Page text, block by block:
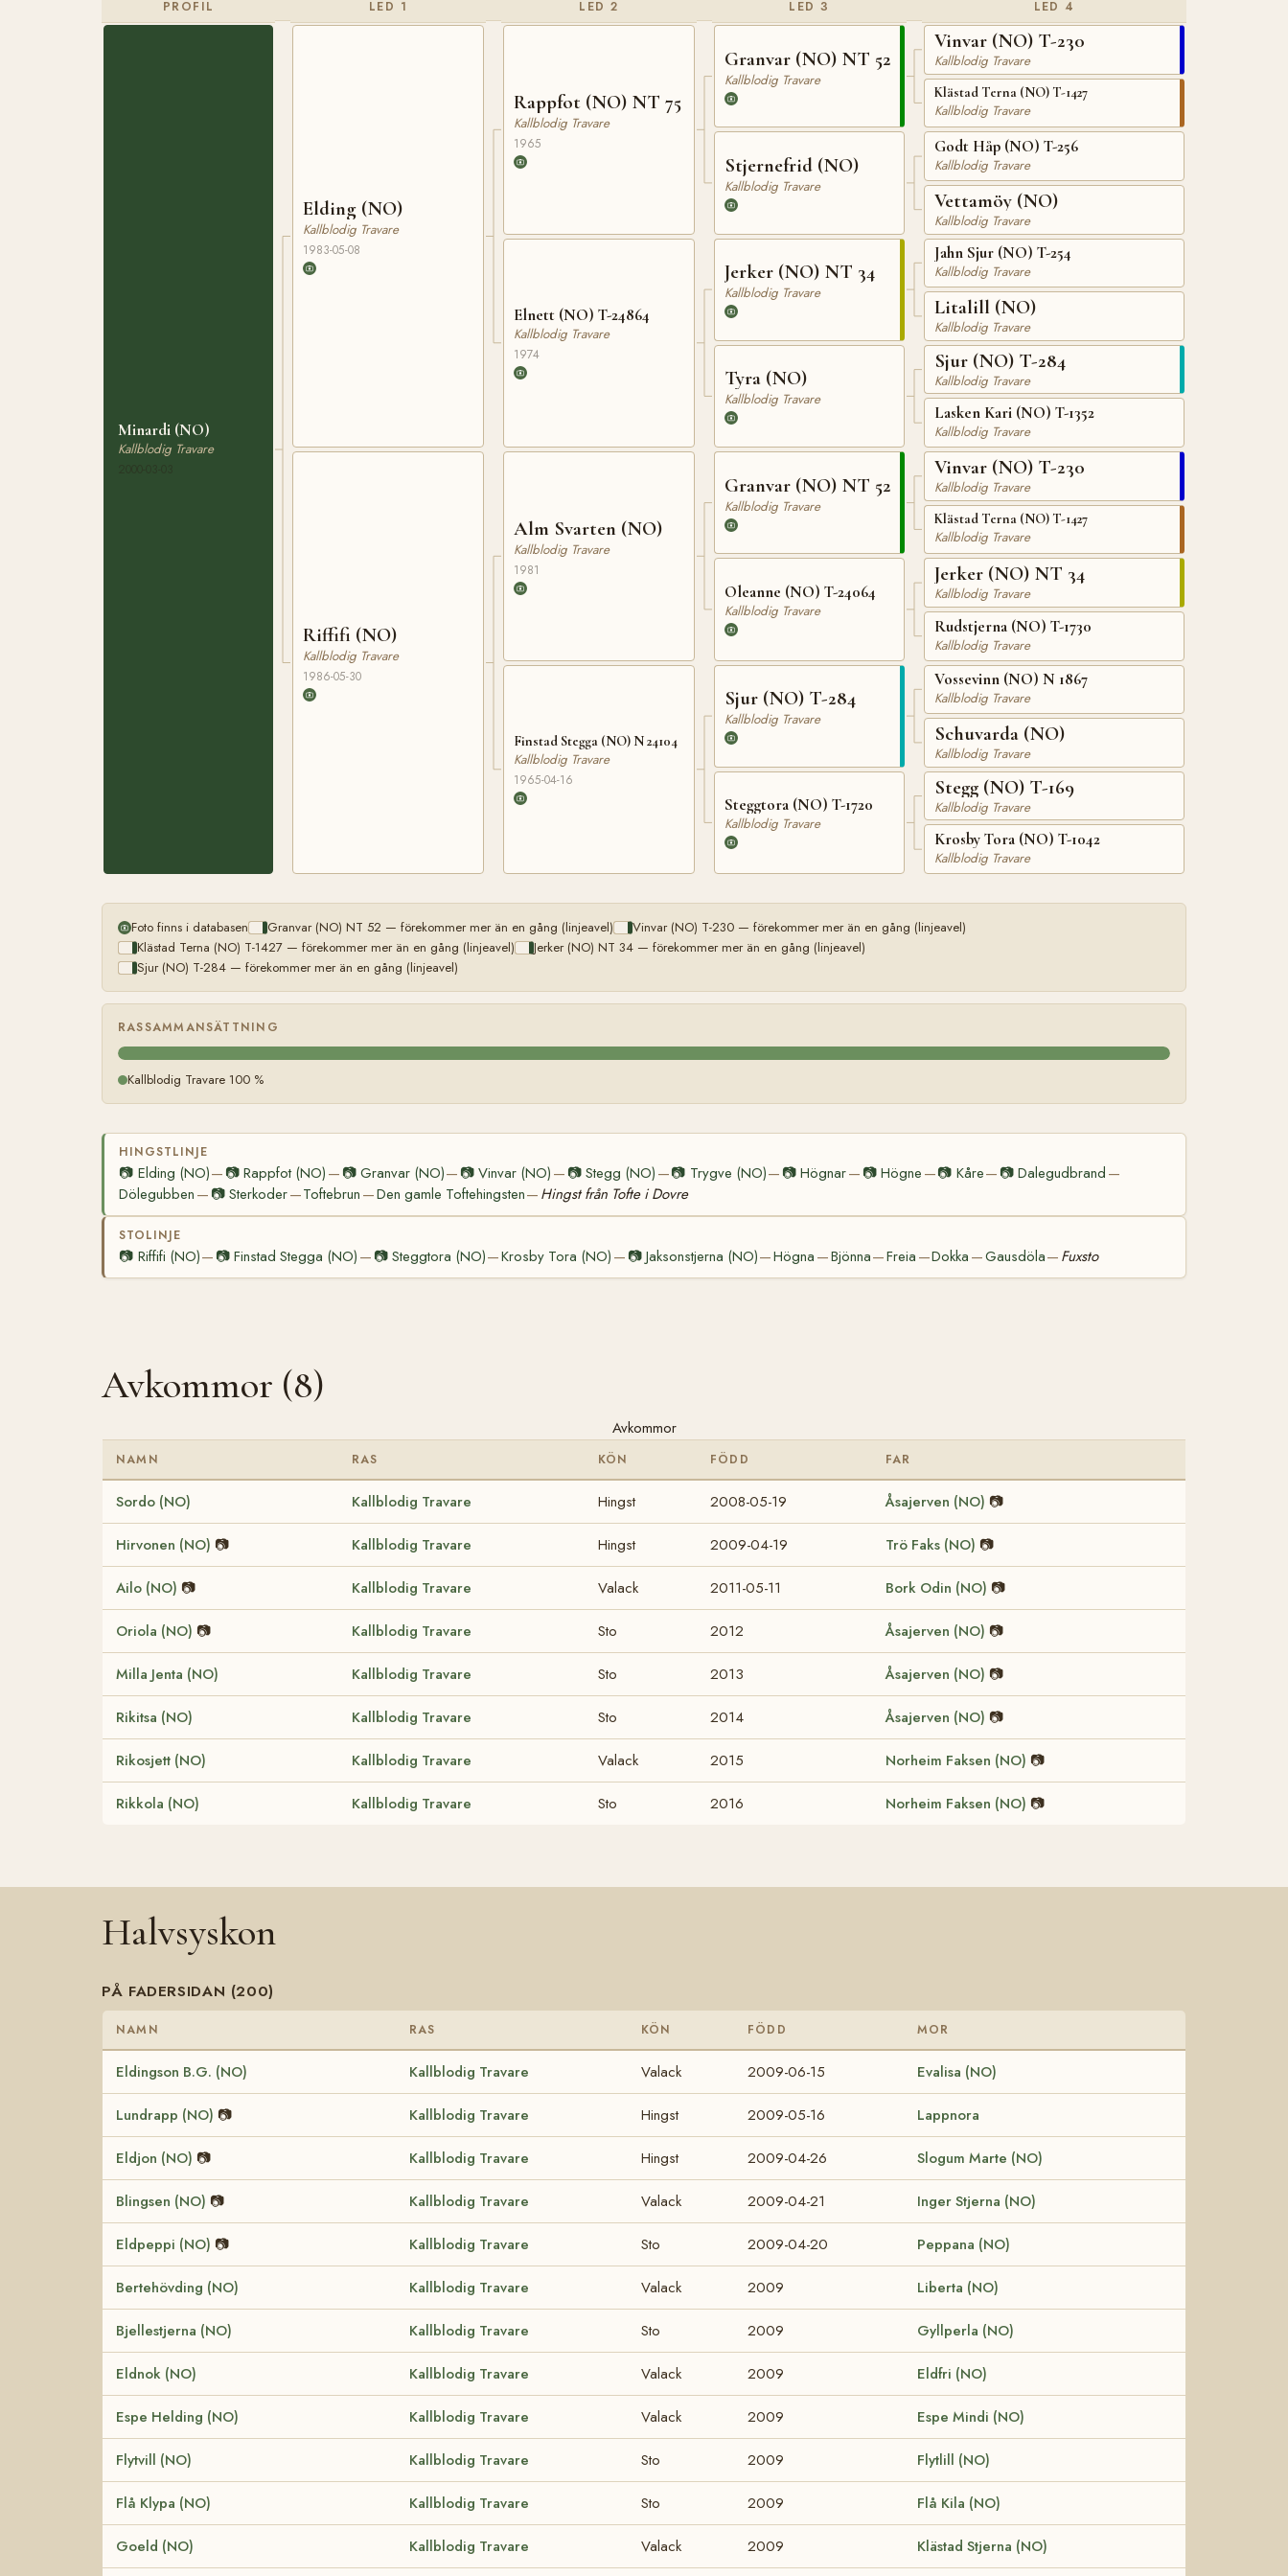
PROFIL
Minardi (NO)
Kallblodig Travare
LED 1
Elding (NO)
Kallblodig Travare
1983-05-08
Riffifi (NO)
Kallblodig Travare
1986-05-30
LED 2
Rappfot (NO) NT 75
Kallblodig Travare
1965
Elnett (NO) T-24864
Kallblodig Travare
1974
Alm Svarten (NO)
Kallblodig Travare
1981
Finstad Stegga (NO) N 24104
Kallblodig Travare
1965-04-16
LED 3
Granvar (NO) NT 52
Kallblodig Travare
Stjernefrid (NO)
Kallblodig Travare
Jerker (NO) NT 34
Kallblodig Travare
Tyra (NO)
Kallblodig Travare
Granvar (NO) NT 52
Kallblodig Travare
Oleanne (NO) T-24064
Kallblodig Travare
Sjur (NO) T-284
Kallblodig Travare
Steggtora (NO) T-1720
Kallblodig Travare
LED 4
Vinvar (NO) T-230
Kallblodig Travare
Klästad Terna (NO) T-1427
Kallblodig Travare
Godt Håp (NO) T-256
Kallblodig Travare
Vettamöy (NO)
Kallblodig Travare
Jahn Sjur (NO) T-254
Kallblodig Travare
Litalill (NO)
Kallblodig Travare
Sjur (NO) T-284
Kallblodig Travare
Lasken Kari (NO) T-1352
Kallblodig Travare
Vinvar (NO) T-230
Kallblodig Travare
Klästad Terna (NO) T-1427
Kallblodig Travare
Jerker (NO) NT 34
Kallblodig Travare
Rudstjerna (NO) T-1730
Kallblodig Travare
Vossevinn (NO) N 1867
Kallblodig Travare
Schuvarda (NO)
Kallblodig Travare
Stegg (NO) T-169
Kallblodig Travare
Krosby Tora (NO) T-1042
Kallblodig Travare
Foto finns i databasen Granvar (NO) NT 52 — förekommer mer än en gång (linjeavel)
Vinvar (NO) T-230 — förekommer mer än en gång (linjeavel)
Klästad Terna (NO) T-1427 — förekommer mer än en gång (linjeavel)
Jerker (NO) NT 34 — förekommer mer än en gång (linjeavel)
Sjur (NO) T-284 — förekommer mer än en gång (linjeavel)
RASSAMMANSÄTTNING
Kallblodig Travare 100 %
HINGSTLINJE
📷 Elding (NO)— 📷Rappfot (NO) — 📷 Granvar (NO)— 📷 Vinvar (NO) — 📷Stegg (NO) —📷 Trygve (NO)— 📷Högnar— 📷Högne —📷 Kåre— 📷Dalegudbrand —
Dölegubben — 📷Sterkoder—Toftebrun —Den gamle Toftehingsten— Hingst från Tofte i Dovre
STOLINJE
📷 Riffifi (NO)— 📷Finstad Stegga (NO) — 📷 Steggtora (NO)—Krosby Tora (NO) — 📷Jaksonstjerna (NO)—Högna —Bjönna—Freia —Dokka —Gausdöla— Fuxsto
Avkommor (8)
Avkommor
NAMN RAS KÖN FÖDD FAR
Sordo (NO) Kallblodig Travare Hingst 2008-05-19 Åsajerven (NO) 📷
Hirvonen (NO) 📷 Kallblodig Travare Hingst 2009-04-19 Trö Faks (NO) 📷
Ailo (NO) 📷 Kallblodig Travare Valack 2011-05-11 Bork Odin (NO) 📷
Oriola (NO) 📷 Kallblodig Travare Sto 2012 Åsajerven (NO) 📷
Milla Jenta (NO) Kallblodig Travare Sto 2013 Åsajerven (NO) 📷
Rikitsa (NO) Kallblodig Travare Sto 2014 Åsajerven (NO) 📷
Rikosjett (NO) Kallblodig Travare Valack 2015 Norheim Faksen (NO) 📷
Rikkola (NO) Kallblodig Travare Sto 2016 Norheim Faksen (NO) 📷
Halvsyskon
PÅ FADERSIDAN (200)
NAMN RAS KÖN FÖDD MOR
Eldingson B.G. (NO) Kallblodig Travare Valack 2009-06-15 Evalisa (NO)
Lundrapp (NO) 📷 Kallblodig Travare Hingst 2009-05-16 Lappnora
Eldjon (NO) 📷 Kallblodig Travare Hingst 2009-04-26 Slogum Marte (NO)
Blingsen (NO) 📷 Kallblodig Travare Valack 2009-04-21 Inger Stjerna (NO)
Eldpeppi (NO) 📷 Kallblodig Travare Sto 2009-04-20 Peppana (NO)
Bertehövding (NO) Kallblodig Travare Valack 2009 Liberta (NO)
Bjellestjerna (NO) Kallblodig Travare Sto 2009 Gyllperla (NO)
Eldnok (NO) Kallblodig Travare Valack 2009 Eldfri (NO)
Espe Helding (NO) Kallblodig Travare Valack 2009 Espe Mindi (NO)
Flytvill (NO) Kallblodig Travare Sto 2009 Flytlill (NO)
Flå Klypa (NO) Kallblodig Travare Sto 2009 Flå Kila (NO)
Goeld (NO) Kallblodig Travare Valack 2009 Klästad Stjerna (NO)